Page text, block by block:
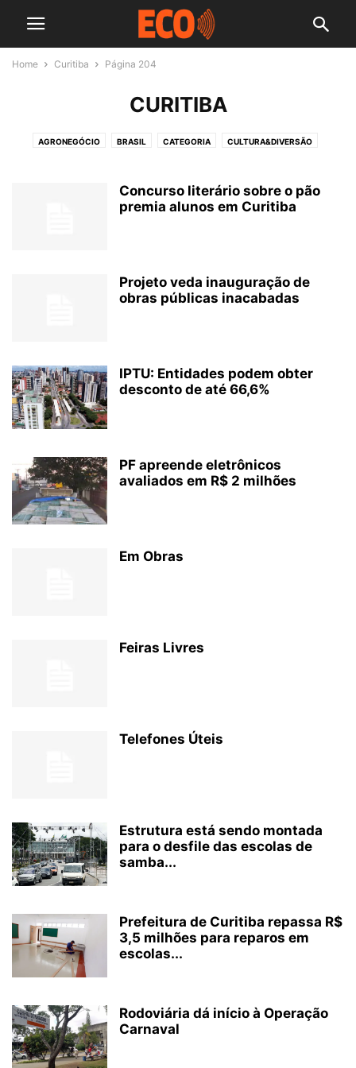
Home Curitiba Página 204
CURITIBA
AGRONEGÓCIO BRASIL CATEGORIA CULTURA&DIVERSÃO
MODA
SAÚDE TRABALHO
Concurso literário sobre o pão
premia alunos em Curitiba
Projeto veda inauguração de
obras públicas inacabadas
IPTU: Entidades podem obter
desconto de até 66,6%
PF apreende eletrônicos
avaliados em R$ 2 milhões
Em Obras
Feiras Livres
Telefones Úteis
Estrutura está sendo montada
para o desfile das escolas de
samba...
Prefeitura de Curitiba repassa R$
3,5 milhões para reparos em
escolas...
Rodoviária dá início à Operação
Carnaval